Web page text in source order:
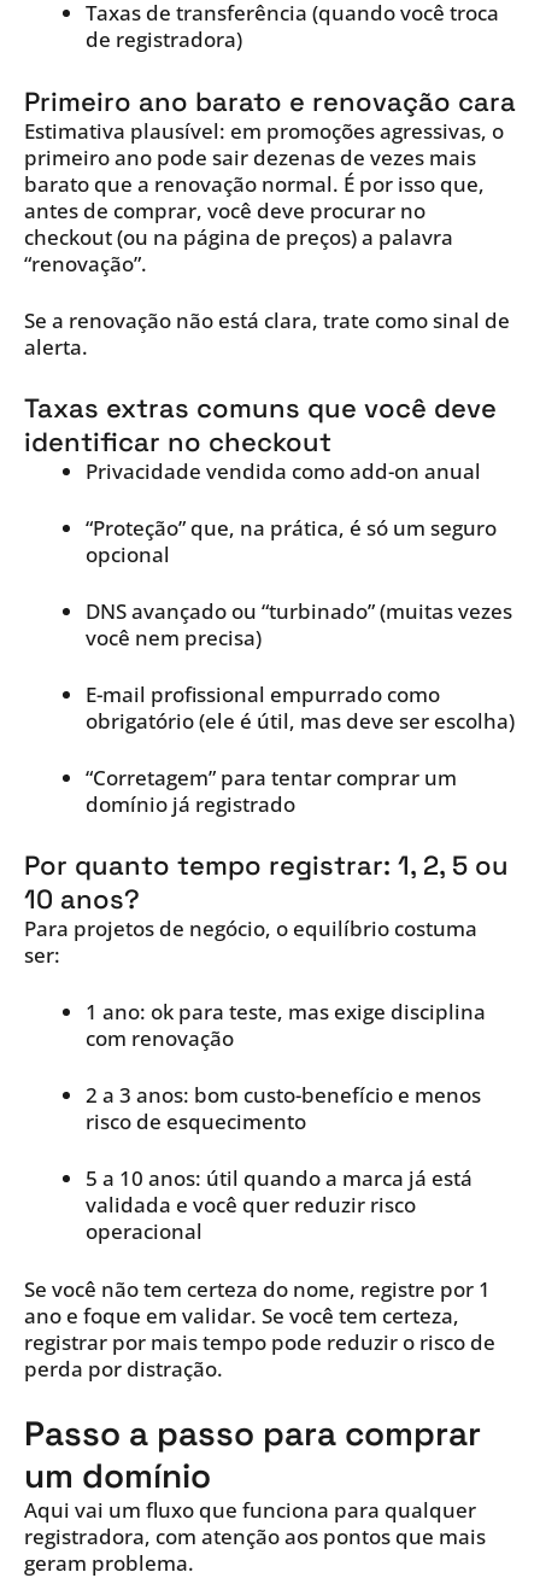
Taxas de transferência (quando você troca
de registradora)
Primeiro ano barato e renovação cara
Estimativa plausível: em promoções agressivas, o
primeiro ano pode sair dezenas de vezes mais
barato que a renovação normal. É por isso que,
antes de comprar, você deve procurar no
checkout (ou na página de preços) a palavra
“renovação”.
Se a renovação não está clara, trate como sinal de
alerta.
Taxas extras comuns que você deve
identificar no checkout
Privacidade vendida como add-on anual
“Proteção” que, na prática, é só um seguro
opcional
DNS avançado ou “turbinado” (muitas vezes
você nem precisa)
E-mail profissional empurrado como
obrigatório (ele é útil, mas deve ser escolha)
“Corretagem” para tentar comprar um
domínio já registrado
Por quanto tempo registrar: 1, 2, 5 ou
10 anos?
Para projetos de negócio, o equilíbrio costuma
ser:
1 ano: ok para teste, mas exige disciplina
com renovação
2 a 3 anos: bom custo-benefício e menos
risco de esquecimento
5 a 10 anos: útil quando a marca já está
validada e você quer reduzir risco
operacional
Se você não tem certeza do nome, registre por 1
ano e foque em validar. Se você tem certeza,
registrar por mais tempo pode reduzir o risco de
perda por distração.
Passo a passo para comprar
um domínio
Aqui vai um fluxo que funciona para qualquer
registradora, com atenção aos pontos que mais
geram problema.